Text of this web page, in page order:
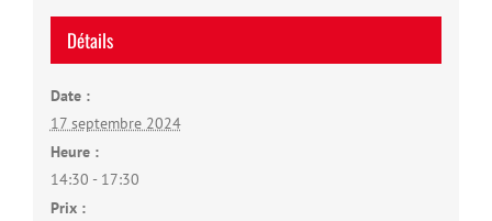
Détails
Date :
17 septembre 2024
Heure :
14:30 - 17:30
Prix :